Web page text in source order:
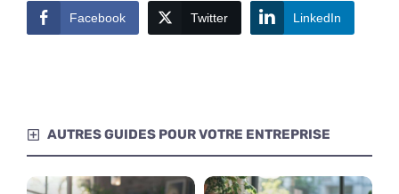
Facebook Twitter LinkedIn
AUTRES GUIDES POUR VOTRE ENTREPRISE